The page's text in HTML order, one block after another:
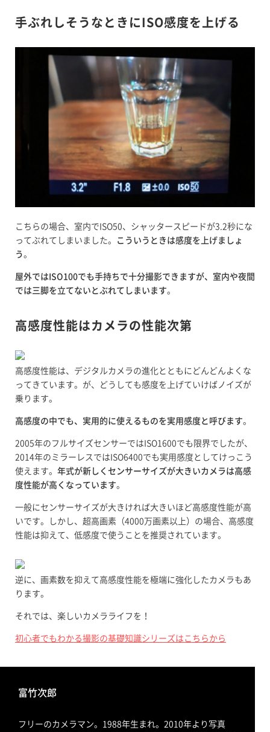
手ぶれしそうなときにISO感度を上げる
こちらの場合、室内でISO50、シャッタースピードが3.2秒にな
ってぶれてしまいました。
こういうときは感度を上げましょ
う。
屋外ではISO100でも手持ちで十分撮影できますが、室内や夜間
では三脚を立てないとぶれてしまいます。
高感度性能はカメラの性能次第
高感度性能は、デジタルカメラの進化とともにどんどんよくな
ってきています。が、どうしても感度を上げていけばノイズが
乗ります。
高感度の中でも、実用的に使えるものを実用感度と呼びます。
2005年のフルサイズセンサーではISO1600でも限界でしたが、
2014年のミラーレスではISO6400でも実用感度としてけっこう
使えます。 年式が新しくセンサーサイズが大きいカメラは高感
度性能が高くなっています。
一般にセンサーサイズが大きければ大きいほど高感度性能が高
いです。しかし、超高画素（4000万画素以上）の場合、高感度
性能は抑えて、低感度で使うことを推奨されています。
逆に、画素数を抑えて高感度性能を極端に強化したカメラもあ
ります。
それでは、楽しいカメラライフを！
初心者でもわかる撮影の基礎知識シリーズはこちらから
富竹次郎
フリーのカメラマン。1988年生まれ。2010年より写真